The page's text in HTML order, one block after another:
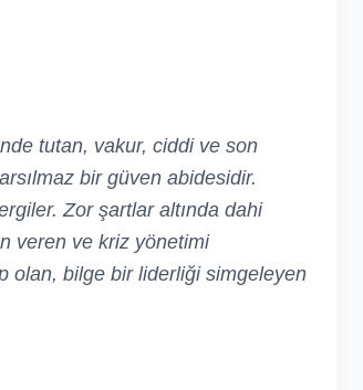
tutan, vakur, ciddi ve son
bir güven abidesidir.
Zor şartlar altında dahi
veren ve kriz yönetimi
olan, bilge bir liderliği simgeleyen